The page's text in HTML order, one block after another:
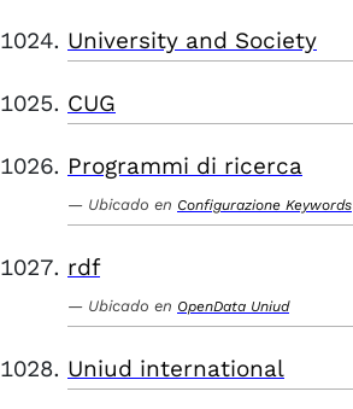
University and Society
CUG
Programmi di ricerca
Ubicado en Configurazione Keywords
rdf
Ubicado en OpenData Uniud
Uniud international